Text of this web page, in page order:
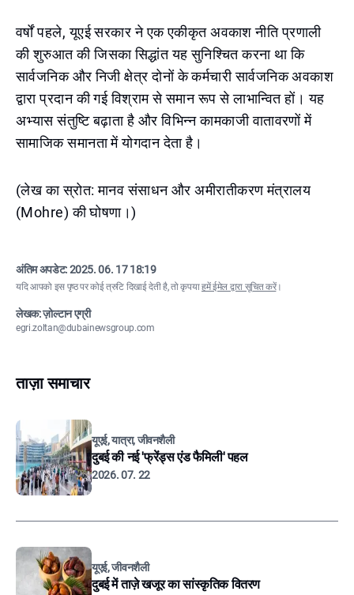
वर्षों पहले, यूएई सरकार ने एक एकीकृत अवकाश नीति प्रणाली
की शुरुआत की जिसका सिद्धांत यह सुनिश्चित करना था कि
सार्वजनिक और निजी क्षेत्र दोनों के कर्मचारी सार्वजनिक अवकाश
द्वारा प्रदान की गई विश्राम से समान रूप से लाभान्वित हों। यह
अभ्यास संतुष्टि बढ़ाता है और विभिन्न कामकाजी वातावरणों में
सामाजिक समानता में योगदान देता है।
(लेख का स्रोत: मानव संसाधन और अमीरातीकरण मंत्रालय
(Mohre) की घोषणा।)
अंतिम अपडेट:2025. 06. 17 18:19
यदि आपको इस पृष्ठ पर कोई त्रुटि दिखाई देती है, तो कृपयाहमें ईमेल द्वारा सूचित करें।
लेखक: ज़ोल्टान एग्री
egri.zoltan@dubainewsgroup.com
ताज़ा समाचार
यूएई, यात्रा, जीवनशैली
दुबई की नई 'फ्रेंड्स एंड फैमिली' पहल
2026. 07. 22
यूएई, जीवनशैली
दुबई में ताज़े खजूर का सांस्कृतिक वितरण